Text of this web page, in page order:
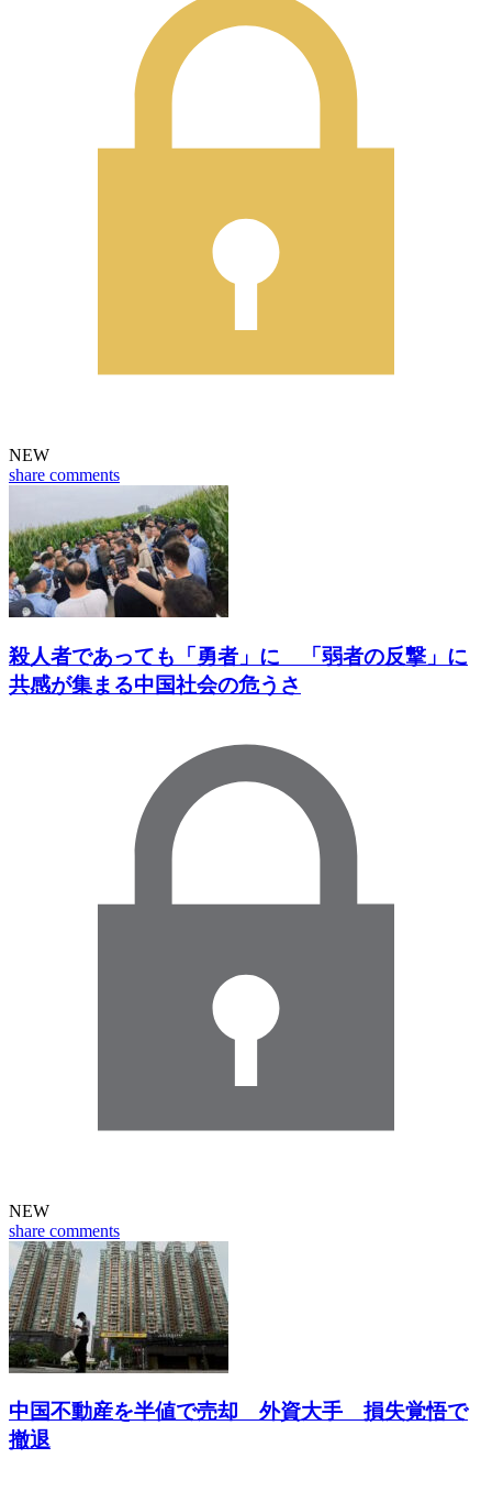
NEW
share comments
殺人者であっても「勇者」に 「弱者の反撃」に
共感が集まる中国社会の危うさ
NEW
share comments
中国不動産を半値で売却 外資大手 損失覚悟で
撤退